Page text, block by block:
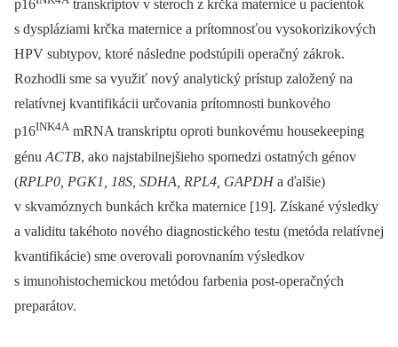
p16
transkriptov v steroch z krčka maternice u pacientok
s dyspláziami krčka maternice a prítomnosťou vysokorizikových
HPV subtypov, ktoré následne podstúpili operačný zákrok.
Rozhodli sme sa využiť nový analytický prístup založený na
relatívnej kvantifikácii určovania prítomnosti bunkového
p16INK4A mRNA transkriptu oproti bunkovému housekeeping
génu ACTB, ako najstabilnejšieho spomedzi ostatných génov
(RPLP0, PGK1, 18S, SDHA, RPL4, GAPDH a ďalšie)
v skvamóznych bunkách krčka maternice [19]. Získané výsledky
a validitu takéhoto nového diagnostického testu (metóda relatívnej
kvantifikácie) sme overovali porovnaním výsledkov
s imunohistochemickou metódou farbenia post-operačných
preparátov.